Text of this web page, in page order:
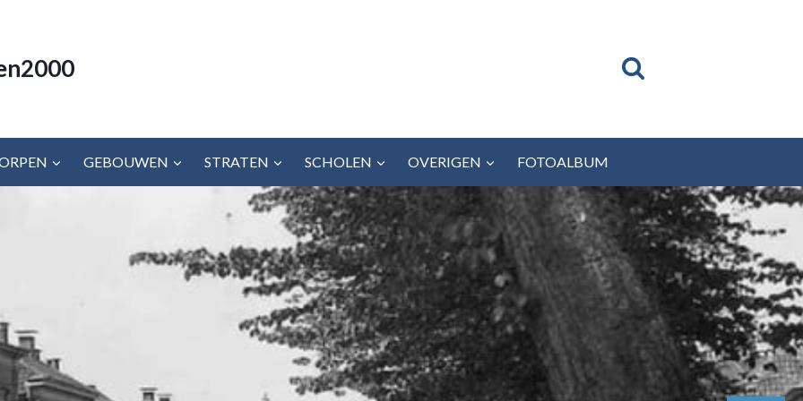
GEBOUWEN STRATEN SCHOLEN OVERIGEN FOTOALBUM